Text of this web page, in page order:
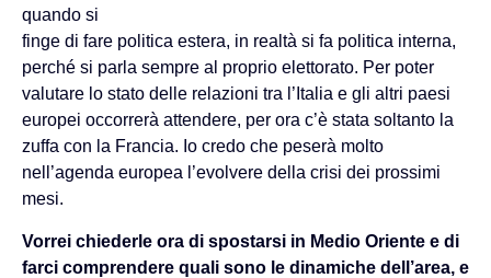
quando si
finge di fare politica estera, in realtà si fa politica interna,
perché si parla sempre al proprio elettorato. Per poter
valutare lo stato delle relazioni tra l’Italia e gli altri paesi
europei occorrerà attendere, per ora c’è stata soltanto la
zuffa con la Francia. Io credo che peserà molto
nell’agenda europea l’evolvere della crisi dei prossimi
mesi.
Vorrei chiederle ora di spostarsi in Medio Oriente e di
farci comprendere quali sono le dinamiche dell’area, e